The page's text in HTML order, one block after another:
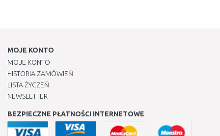
MOJE KONTO
MOJE KONTO
HISTORIA ZAMÓWIEŃ
LISTA ŻYCZEŃ
NEWSLETTER
BEZPIECZNE PŁATNOŚCI INTERNETOWE